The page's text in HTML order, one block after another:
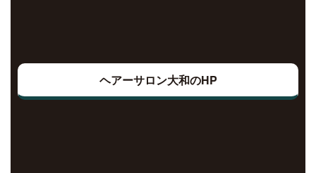
ヘアーサロン大和のHP